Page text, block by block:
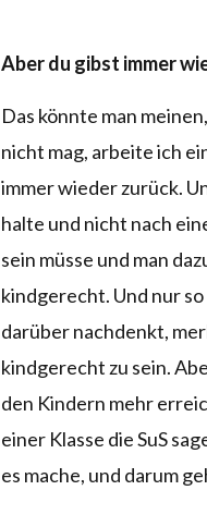
Aber du gibst immer
Das könnte man
nicht mag, arbeite ich
immer wieder zurück.
halte und nicht nach
sein müsse und man
kindgerecht. Und nur
darüber nachdenkt,
kindgerecht zu sein.
den Kindern mehr
einer Klasse die SuS
es mache, und darum